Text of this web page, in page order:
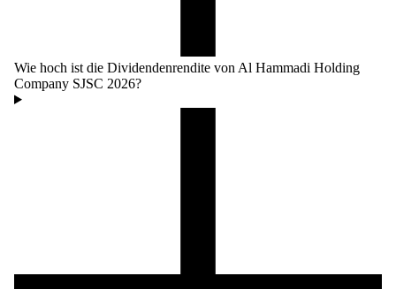
Wie hoch ist die Dividendenrendite von Al Hammadi Holding
Company SJSC 2026?